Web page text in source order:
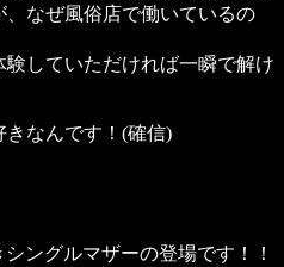
なぜ風俗店で働いているの
していただければ一瞬で解け
なんです！(確信)
ングルマザーの登場です！！